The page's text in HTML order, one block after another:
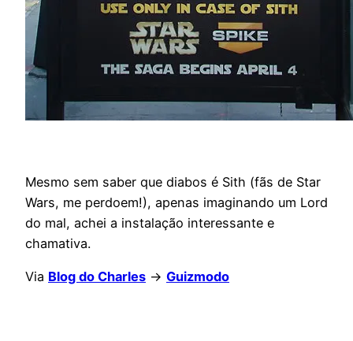
Mesmo sem saber que diabos é Sith (fãs de Star
Wars, me perdoem!), apenas imaginando um Lord
do mal, achei a instalação interessante e
chamativa.
Via Blog do Charles -> Guizmodo